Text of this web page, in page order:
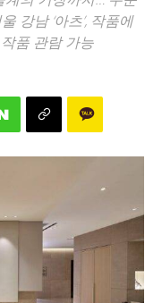
강남 ‘아츠’, 작품에
품 관람 가능